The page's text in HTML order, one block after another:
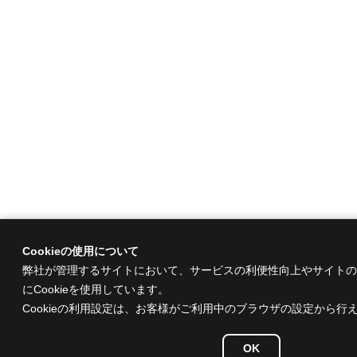
Cookieの使用について
弊社が管理するサイトにおいて、サービスの利便性向上やサイト
にCookieを使用しています。
Cookieの利用設定は、お客様がご利用中のブラウザの設定から行
OK